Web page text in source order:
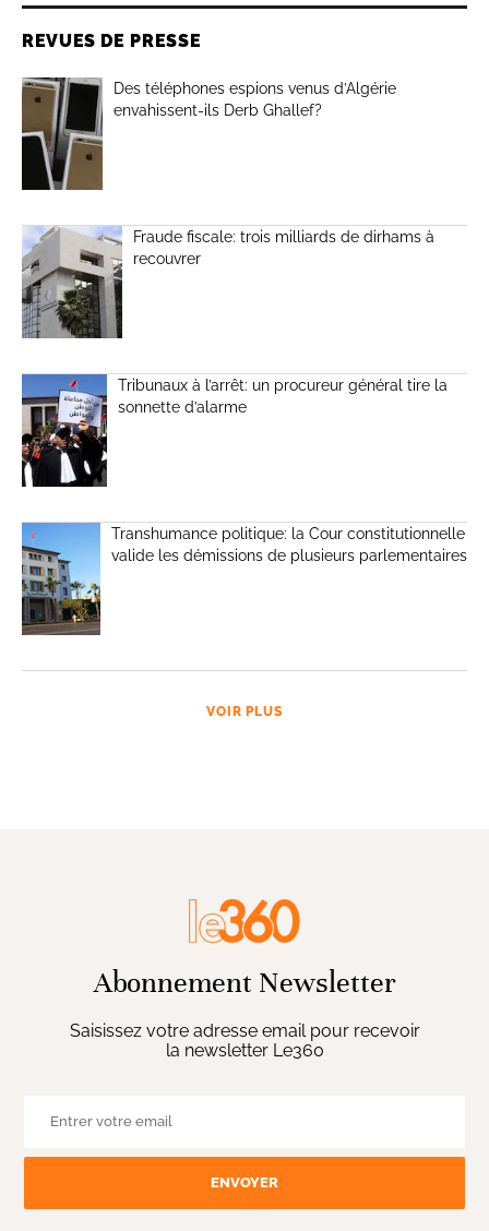
REVUES DE PRESSE
Des téléphones espions venus d’Algérie
envahissent-ils Derb Ghallef?
Fraude fiscale: trois milliards de dirhams à
recouvrer
Tribunaux à l’arrêt: un procureur général tire la
sonnette d’alarme
Transhumance politique: la Cour constitutionnelle
valide les démissions de plusieurs parlementaires
VOIR PLUS
Abonnement Newsletter
Saisissez votre adresse email pour recevoir
la newsletter Le360
ENVOYER